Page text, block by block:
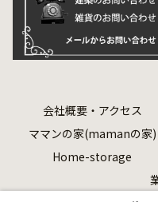
会社概要・アクセス
ママンの家(mamanの家)
Home-storage